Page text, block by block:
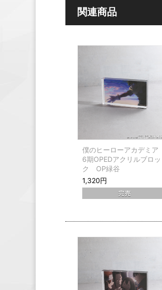
関連商品
僕のヒーローアカデミア
6期OPEDアクリルブロッ
ク OP緑谷
1,320円